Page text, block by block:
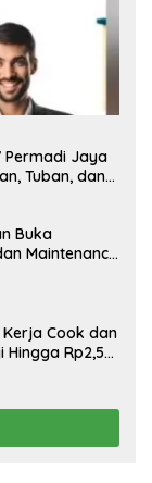
Permadi Jaya
Tuban, dan
Buka
Maintenance
Cook dan
Rp2,5